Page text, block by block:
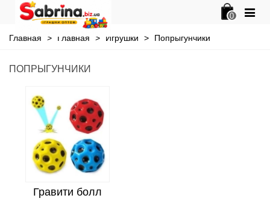
0
Главная > Главная > Игрушки > Попрыгунчики
ПОПРЫГУНЧИКИ
Гравити болл